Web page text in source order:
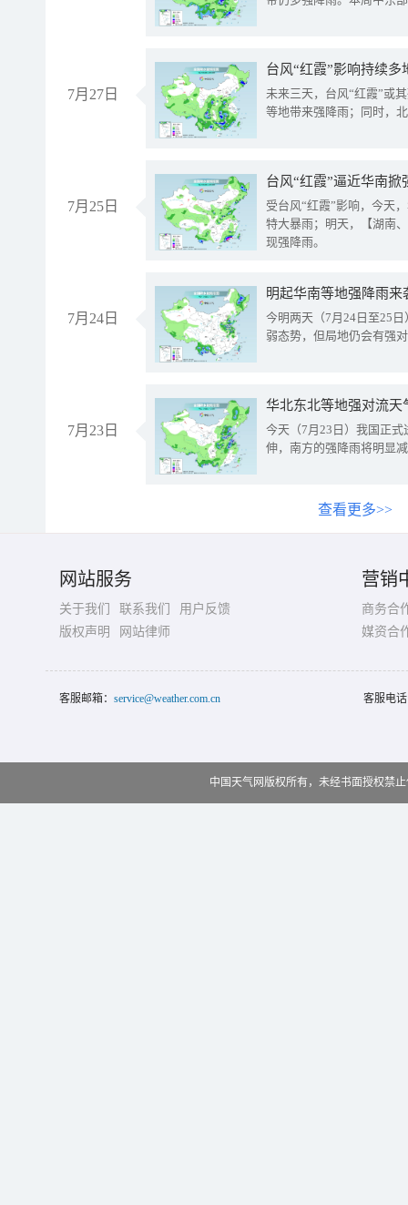
7月27日
台风“红霞”影响持续
未来三天，台风“红霞”或
等地带来强降雨；同时，
7月25日
台风“红霞”逼近华南
受台风“红霞”影响，今天
特大暴雨；明天，【湖南
现强降雨。
7月24日
明起华南等地强降雨
今明两天（7月24日至25
弱态势，但局地仍会有强
7月23日
华北东北等地强对流天
今天（7月23日）我国正
伸，南方的强降雨将明显
查看更多>>
网站服务
关于我们 联系我们
用户反馈
版权声明
网站律师
营销
商务合
媒资合
客服邮箱： service@weather.com.cn 客服电
中国天气网版权所有，未经书面授权